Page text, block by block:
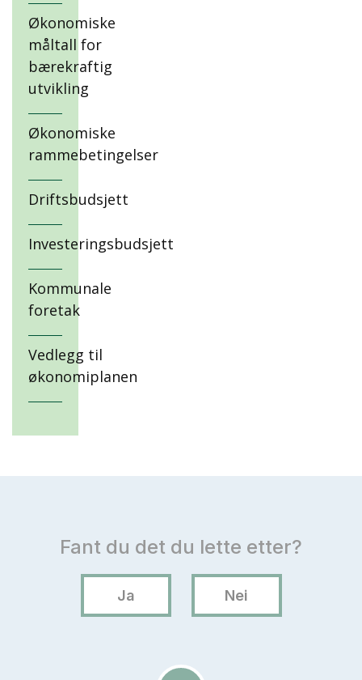
Økonomiske
måltall for
bærekraftig
utvikling
Økonomiske
rammebetingelser
Driftsbudsjett
Investeringsbudsjett
Kommunale
foretak
Vedlegg til
økonomiplanen